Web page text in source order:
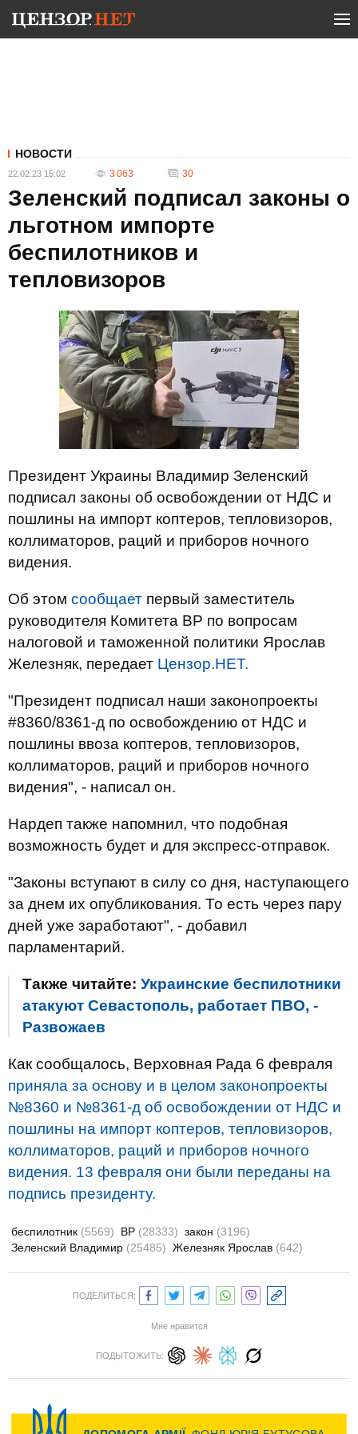
НОВОСТИ
22.02.23 15:02 3 063 30
Зеленский подписал законы о
льготном импорте
беспилотников и
тепловизоров
Президент Украины Владимир Зеленский
подписал законы об освобождении от НДС и
пошлины на импорт коптеров, тепловизоров,
коллиматоров, раций и приборов ночного
видения.
Об этом сообщает первый заместитель
руководителя Комитета ВР по вопросам
налоговой и таможенной политики Ярослав
Железняк, передает Цензор.НЕТ.
"Президент подписал наши законопроекты
#8360/8361-д по освобождению от НДС и
пошлины ввоза коптеров, тепловизоров,
коллиматоров, раций и приборов ночного
видения", - написал он.
Нардеп также напомнил, что подобная
возможность будет и для экспресс-отправок.
"Законы вступают в силу со дня, наступающего
за днем их опубликования. То есть через пару
дней уже заработают", - добавил
парламентарий.
Также читайте: Украинские беспилотники
атакуют Севастополь, работает ПВО, -
Развожаев
Как сообщалось, Верховная Рада 6 февраля
приняла за основу и в целом законопроекты
№8360 и №8361-д об освобождении от НДС и
пошлины на импорт коптеров, тепловизоров,
коллиматоров, раций и приборов ночного
видения. 13 февраля они были переданы на
подпись президенту.
беспилотник (5569) ВР (28333) закон (3196)
Зеленский Владимир (25485) Железняк Ярослав (642)
ПОДЕЛИТЬСЯ:
Мне нравится
ПОДЫТОЖИТЬ: